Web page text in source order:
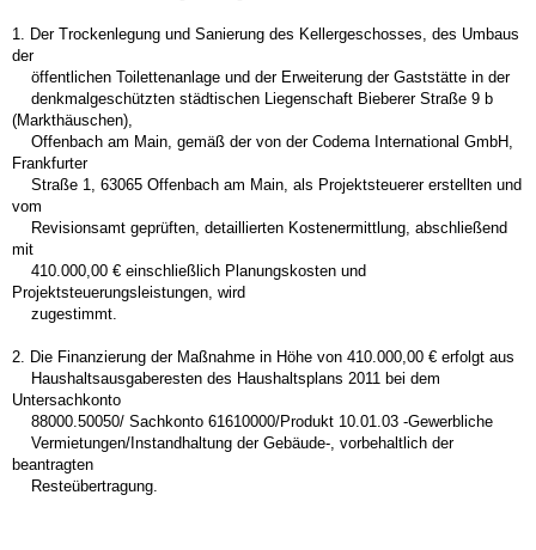
1. Der Trockenlegung und Sanierung des Kellergeschosses, des Umbaus
der
öffentlichen Toilettenanlage und der Erweiterung der Gaststätte in der
denkmalgeschützten städtischen Liegenschaft Bieberer Straße 9 b
(Markthäuschen),
Offenbach am Main, gemäß der von der Codema International GmbH,
Frankfurter
Straße 1, 63065 Offenbach am Main, als Projektsteuerer erstellten und
vom
Revisionsamt geprüften, detaillierten Kostenermittlung, abschließend
mit
410.000,00 € einschließlich Planungskosten und
Projektsteuerungsleistungen, wird
zugestimmt.
2. Die Finanzierung der Maßnahme in Höhe von 410.000,00 € erfolgt aus
Haushaltsausgaberesten des Haushaltsplans 2011 bei dem
Untersachkonto
88000.50050/ Sachkonto 61610000/Produkt 10.01.03 -Gewerbliche
Vermietungen/Instandhaltung der Gebäude-, vorbehaltlich der
beantragten
Resteübertragung.